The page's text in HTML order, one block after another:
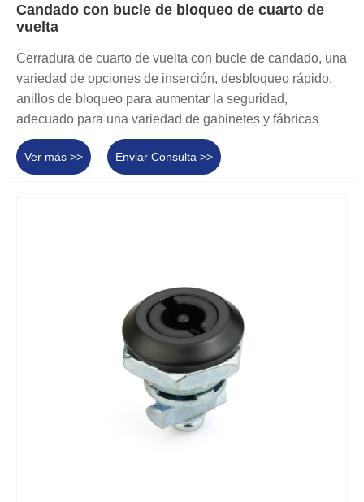
Candado con bucle de bloqueo de cuarto de
vuelta
Cerradura de cuarto de vuelta con bucle de candado, una
variedad de opciones de inserción, desbloqueo rápido,
anillos de bloqueo para aumentar la seguridad,
adecuado para una variedad de gabinetes y fábricas
Ver más >> Enviar Consulta >>